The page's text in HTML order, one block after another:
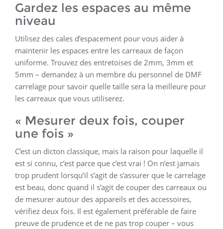
Gardez les espaces au même
niveau
Utilisez des cales d’espacement pour vous aider à
maintenir les espaces entre les carreaux de façon
uniforme. Trouvez des entretoises de 2mm, 3mm et
5mm – demandez à un membre du personnel de DMF
carrelage pour savoir quelle taille sera la meilleure pour
les carreaux que vous utiliserez.
« Mesurer deux fois, couper
une fois »
C’est un dicton classique, mais la raison pour laquelle il
est si connu, c’est parce que c’est vrai ! On n’est jamais
trop prudent lorsqu’il s’agit de s’assurer que le carrelage
est beau, donc quand il s’agit de couper des carreaux ou
de mesurer autour des appareils et des accessoires,
vérifiez deux fois. Il est également préférable de faire
preuve de prudence et de ne pas trop couper – vous